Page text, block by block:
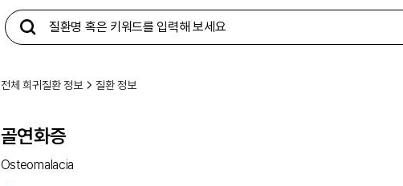
전체 희귀질환 정보 질환 정보
골연화증
Osteomalacia